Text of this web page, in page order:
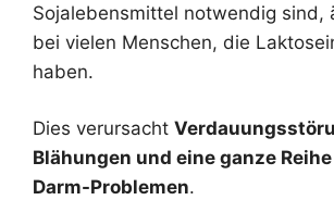
Sojalebensmittel notwendig sind,
bei vielen Menschen, die
haben.
Dies verursacht
Blähungen und eine ganze
Darm-Problemen.